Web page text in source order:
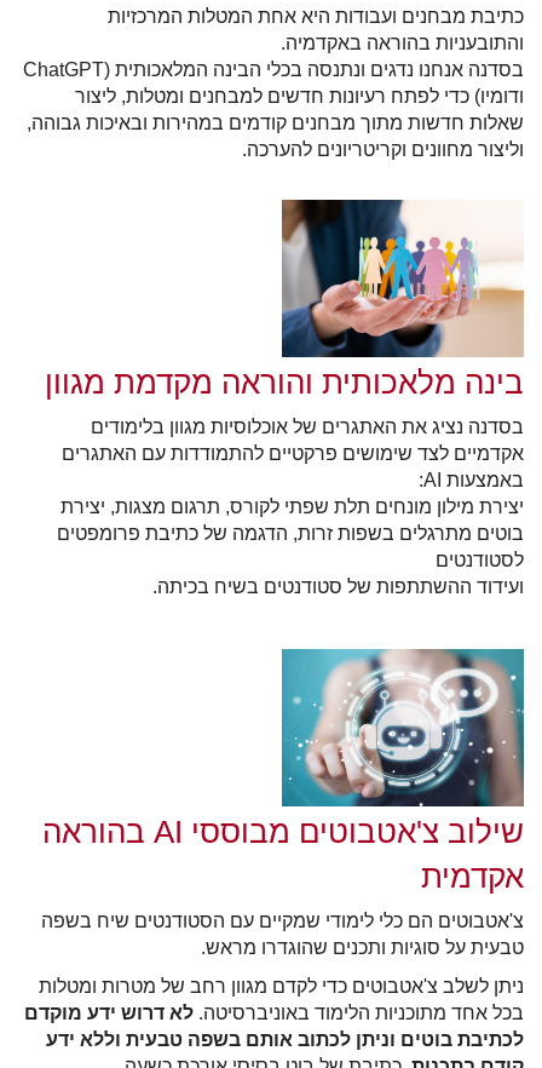
כתיבת מבחנים ועבודות היא אחת המטלות המרכזיות
והתובעניות בהוראה באקדמיה.
בסדנה אנחנו נדגים ונתנסה בכלי הבינה המלאכותית ( ChatGPT
ודומיו) כדי לפתח רעיונות חדשים למבחנים ומטלות, ליצור
שאלות חדשות מתוך מבחנים קודמים במהירות ובאיכות גבוהה,
וליצור מחוונים וקריטריונים להערכה.
בינה מלאכותית והוראה מקדמת מגוון
בסדנה נציג את האתגרים של אוכלוסיות מגוון בלימודים
אקדמיים לצד שימושים פרקטיים להתמודדות עם האתגרים
באמצעות AI:
יצירת מילון מונחים תלת שפתי לקורס, תרגום מצגות, יצירת
בוטים מתרגלים בשפות זרות, הדגמה של כתיבת פרומפטים
לסטודנטים
ועידוד ההשתתפות של סטודנטים בשיח בכיתה.
שילוב צ'אטבוטים מבוססי AI בהוראה
אקדמית
צ'אטבוטים הם כלי לימודי שמקיים עם הסטודנטים שיח בשפה
טבעית על סוגיות ותכנים שהוגדרו מראש.
ניתן לשלב צ'אטבוטים כדי לקדם מגוון רחב של מטרות ומטלות
בכל אחד מתוכניות הלימוד באוניברסיטה. לא דרוש ידע מוקדם
לכתיבת בוטים וניתן לכתוב אותם בשפה טבעית וללא ידע